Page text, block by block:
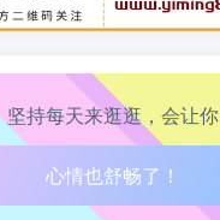
坚持每天来逛逛，会让你
生活也美好了！